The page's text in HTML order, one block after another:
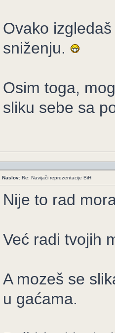
Ovako
sniženju.
Osim toga,
sliku sebe sa
Naslov: Re: Navijači reprezentacije BiH
Nije to rad
Već radi tvojih
A mozeš se
u gaćama.